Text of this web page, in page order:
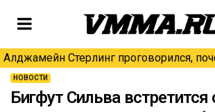
Алджамейн Стерлинг проговорился,
НОВОСТИ
Бигфут Сильва встретится